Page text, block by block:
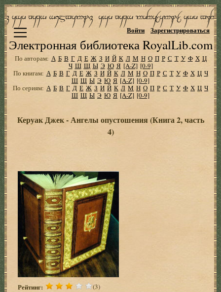
Электронная библиотека RoyalLib.com
Войти Зарегистрироваться
По авторам: А Б В Г Д Е Ж З И Й К Л М Н О П Р С Т У Ф Х Ц
Ч Ш Щ Ы Э Ю Я [A-Z] [0-9]
По книгам: А Б В Г Д Е Ж З И Й К Л М Н О П Р С Т У Ф Х Ц Ч
Ш Щ Ы Э Ю Я [A-Z] [0-9]
По сериям: А Б В Г Д Е Ж З И Й К Л М Н О П Р С Т У Ф Х Ц Ч
Ш Щ Ы Э Ю Я [A-Z] [0-9]
Керуак Джек - Ангелы опустошения (Книга 2, часть
4)
Рейтинг: (3)